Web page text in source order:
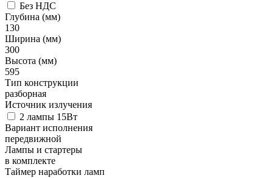
Без НДС
Глубина (мм)
130
Ширина (мм)
300
Высота (мм)
595
Тип конструкции
разборная
Источник излучения
2 лампы 15Вт
Вариант исполнения
передвижной
Лампы и стартеры
в комплекте
Таймер наработки ламп